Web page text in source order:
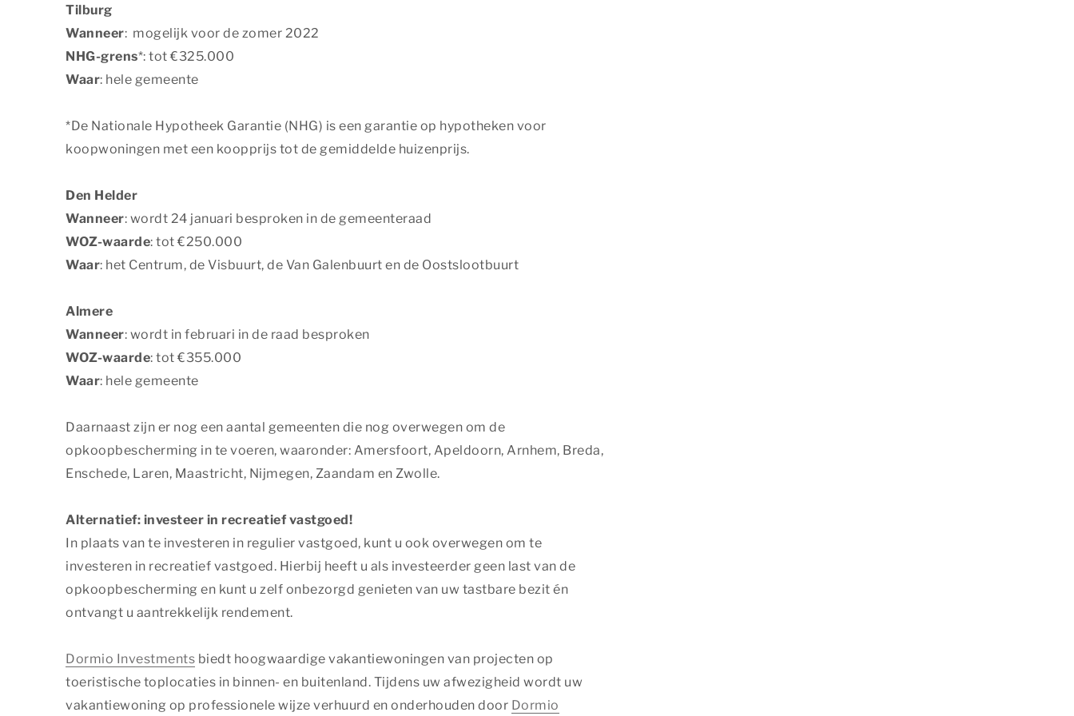
Tilburg
Wanneer: mogelijk voor de zomer 2022
NHG-grens*: tot €325.000
Waar: hele gemeente
*De Nationale Hypotheek Garantie (NHG) is een garantie op hypotheken voor
koopwoningen met een koopprijs tot de gemiddelde huizenprijs.
Den Helder
Wanneer: wordt 24 januari besproken in de gemeenteraad
WOZ-waarde: tot €250.000
Waar: het Centrum, de Visbuurt, de Van Galenbuurt en de Oostslootbuurt
Almere
Wanneer: wordt in februari in de raad besproken
WOZ-waarde: tot €355.000
Waar: hele gemeente
Daarnaast zijn er nog een aantal gemeenten die nog overwegen om de
opkoopbescherming in te voeren, waaronder: Amersfoort, Apeldoorn, Arnhem, Breda,
Enschede, Laren, Maastricht, Nijmegen, Zaandam en Zwolle.
Alternatief: investeer in recreatief vastgoed!
In plaats van te investeren in regulier vastgoed, kunt u ook overwegen om te
investeren in recreatief vastgoed. Hierbij heeft u als investeerder geen last van de
opkoopbescherming en kunt u zelf onbezorgd genieten van uw tastbare bezit én
ontvangt u aantrekkelijk rendement.
Dormio Investments biedt hoogwaardige vakantiewoningen van projecten op
toeristische toplocaties in binnen- en buitenland. Tijdens uw afwezigheid wordt uw
vakantiewoning op professionele wijze verhuurd en onderhouden door Dormio